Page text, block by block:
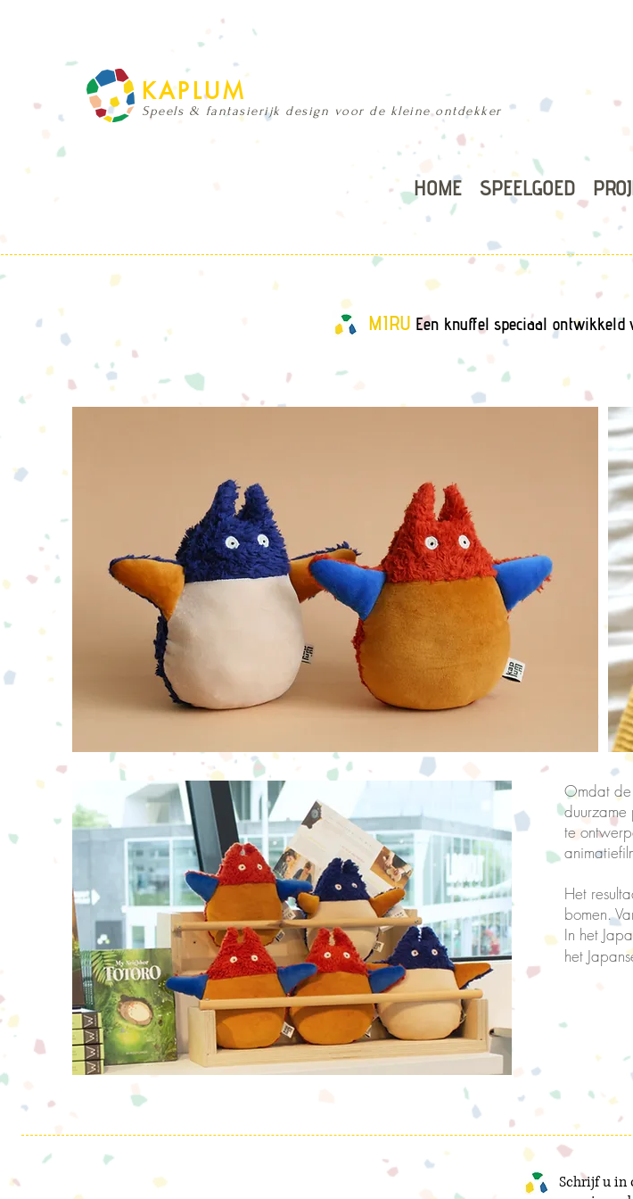
KAPLUM
Speels & fantasierijk design voor de kleine ontdekker
HOME SPEELGOED
MIRU Een knuffel speciaal ontwikkeld
Omdat de
duurzame
te
Het
bomen.
In het
het
Schrijf u in